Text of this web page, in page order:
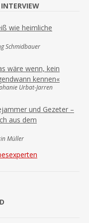
wie heimliche
Schmidbauer
wäre wenn, kein
kennen«
Urbat-Jarren
und Gezeter –
aus dem
Müller